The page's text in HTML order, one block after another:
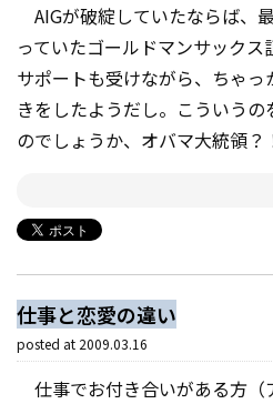
AIGが破綻していたならば、
っていたゴールドマンサック
サポートも受けながら、ちゃ
きをしたようだし。こういう
のでしょうか、オバマ大統領？
仕事と恋愛の違い
posted at 2009.03.16
仕事でお付き合いがある方（